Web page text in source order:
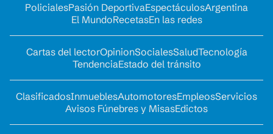
PolicialesPasión DeportivaEspectáculosArgentina
El MundoRecetasEn las redes
Cartas del lectorOpinionSocialesSaludTecnología
TendenciaEstado del tránsito
ClasificadosInmueblesAutomotoresEmpleosServicios
Avisos Fúnebres y MisasEdictos